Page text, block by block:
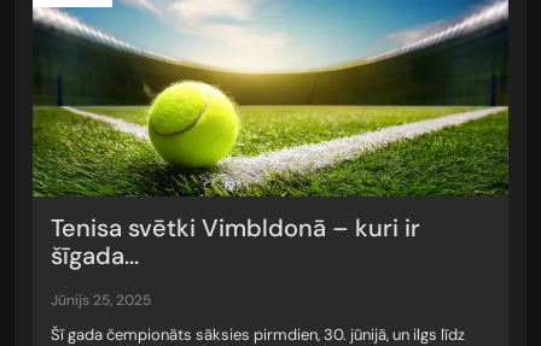
Tenisa svētki Vimbldonā – kuri ir
šīgada...
jūnijs 25, 2025
Šī gada čempionāts sāksies pirmdien, 30. jūnijā, un ilgs līdz